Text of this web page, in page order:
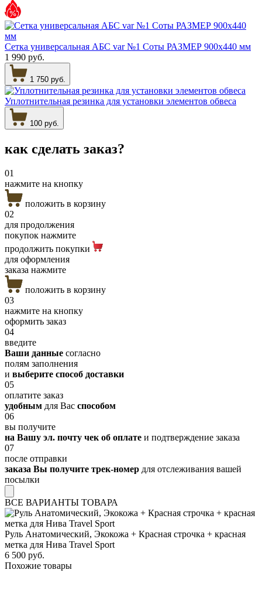
Сетка универсальная АБС var №1 Соты РАЗМЕР 900х440 мм
1 990 руб.
1 750 руб.
Уплотнительная резинка для установки элементов обвеса
100 руб.
как сделать заказ?
01
нажмите на кнопку
положить в корзину
02
для продолжения
покупок нажмите
продолжить покупки
для оформления
заказа нажмите
положить в корзину
03
нажмите на кнопку
оформить заказ
04
введите
Ваши данные согласно
полям заполнения
и выберите способ доставки
05
оплатите заказ
удобным для Вас способом
06
вы получите
на Вашу эл. почту чек об оплате и подтверждение заказа
07
после отправки
заказа Вы получите трек-номер для отслеживания вашей
посылки
ВСЕ ВАРИАНТЫ ТОВАРА
Руль Анатомический, Экокожа + Красная строчка + красная
метка для Нива Travel Sport
6 500 руб.
Похожие товары